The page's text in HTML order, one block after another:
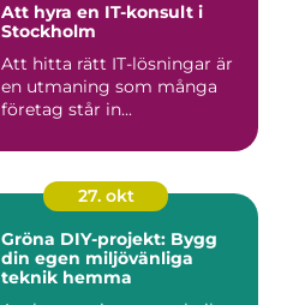
Att hyra en IT-konsult i
Stockholm
Att hitta rätt IT-lösningar är
en utmaning som många
företag står in...
27. okt
Gröna DIY-projekt: Bygg
din egen miljövänliga
teknik hemma